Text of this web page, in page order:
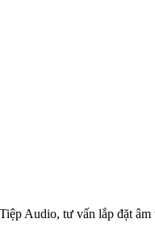
Audio, tư vấn lắp đặt